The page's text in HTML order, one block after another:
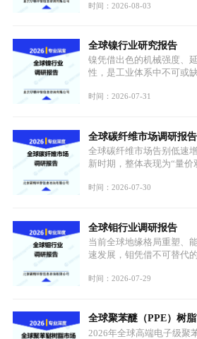
型，叠加消费需求升级、
特点，在消费、创业、政
具备强劲的发展活力。
时间：2026-08-03
全球镍行业研究报告
镍凭借出色的机械强度、
性，是工业体系中不可或
用价值难以被替代。依托
型为新能源核心战略矿产
资源与产能、中国主导消
迭代、再生镍加速补位”的
时间：2026-07-31
全球碳纤维市场调研报告
全球碳纤维市场告别低速
新时期，整体表现为“量
持续扩张；另一方面产品
体规模扩张，高附加值领
大独立增长体系。
时间：2026-07-30
全球钼行业调研报告
当前全球地缘格局重塑、
速发展，钼凭借不可替代
需格局重构、价值体系重
贯穿传统工业、高端制造
产业，成为现代工业体系
时间：2026-07-29
全球聚苯醚（PPE）树
2026年全球高端电子级聚